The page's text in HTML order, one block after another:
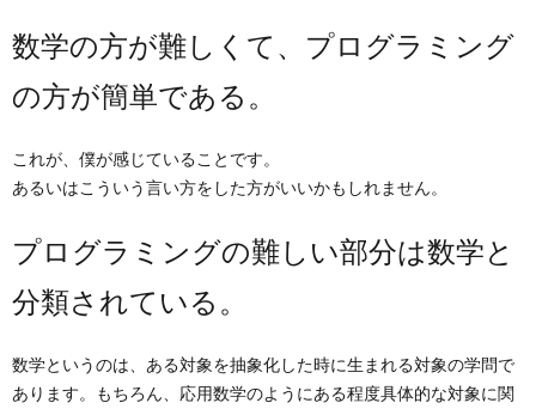
数学の方が難しくて、プログラミング
の方が簡単である。
これが、僕が感じていることです。
あるいはこういう言い方をした方がいいかもしれません。
プログラミングの難しい部分は数学と
分類されている。
数学というのは、ある対象を抽象化した時に生まれる対象の学問で
あります。もちろん、応用数学のようにある程度具体的な対象に関